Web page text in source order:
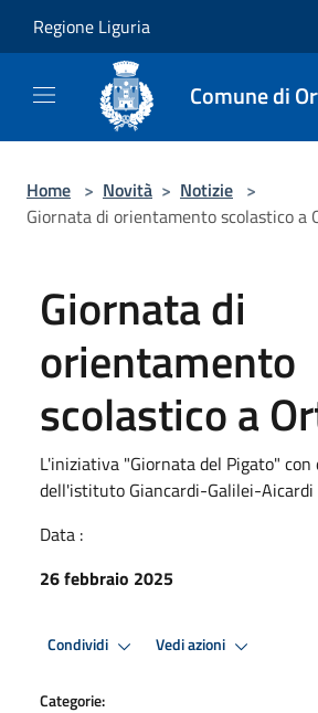
Regione Liguria
Comune di
Home > Novità > Notizie >
Giornata di orientamento scolastico a
Giornata di
orientamento
scolastico a
L'iniziativa "Giornata del Pigato"
dell'istituto Giancardi-Galilei-Aicardi
Data :
26 febbraio 2025
Condividi Vedi azioni
Categorie: